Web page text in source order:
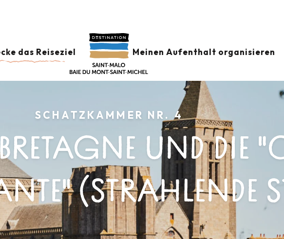
das Reiseziel Meinen Aufenthalt organisieren
SCHATZKAMMER NR. 4
UND DIE
(STRAHLENDE